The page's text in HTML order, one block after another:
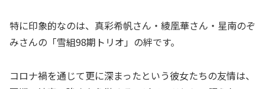
特に印象的なのは、真彩希帆さん・綾凰華さん・星南のぞ
みさんの「雪組98期トリオ」の絆です。
コロナ禍を通じて更に深まったという彼女たちの友情は、